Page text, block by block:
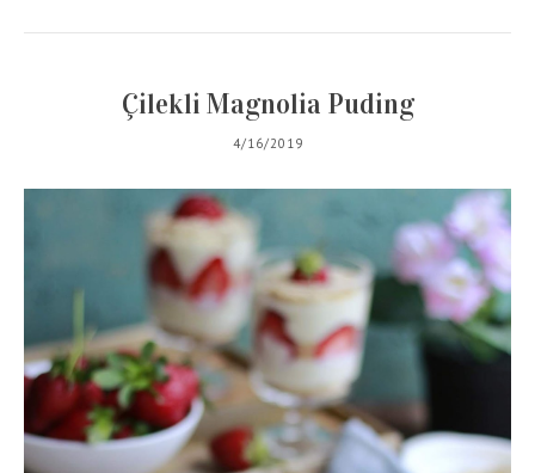
Çilekli Magnolia Puding
4/16/2019